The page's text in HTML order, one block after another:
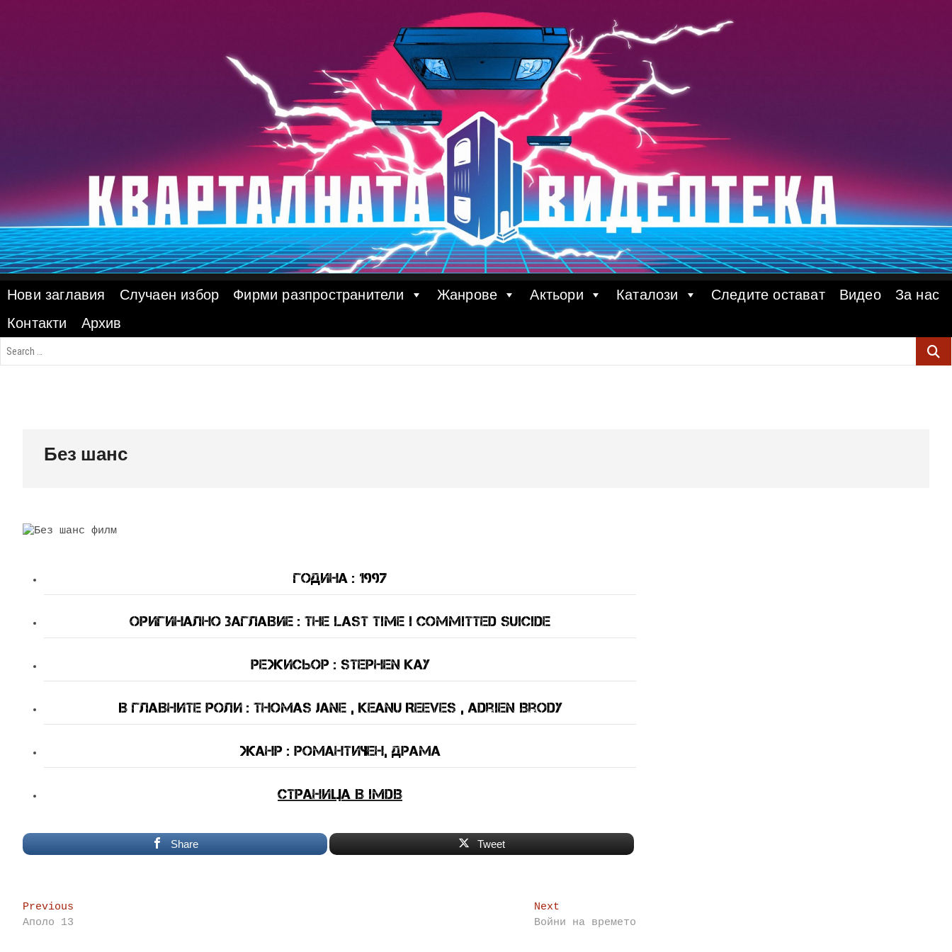
Нови заглавия Случаен избор Фирми разпространители Жанрове Актьори Каталози Следите остават Видео
За нас
Контакти
Архив
Без шанс
Година : 1997
оригинално Заглавие : The Last Time I Committed Suicide
Режисьор : Stephen Kay
В Главните Роли : Thomas Jane , Keanu Reeves , Adrien Brody
Жанр : романтичен, драма
Страница в IMDB
Share Tweet
Post
navigation
Previous
Аполо 13
Next
post:
Войни на времето